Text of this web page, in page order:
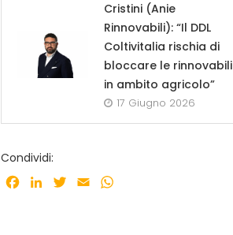
Cristini (Anie
Rinnovabili): “Il DDL
Coltivitalia rischia di
bloccare le rinnovabili
in ambito agricolo”
17 Giugno 2026
Condividi:
Facebook
LinkedInTwitter
Email